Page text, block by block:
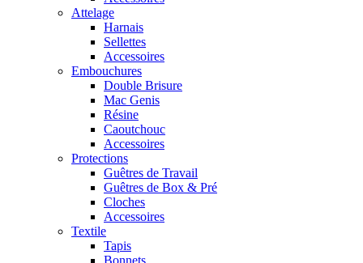
Attelage
Harnais
Sellettes
Accessoires
Embouchures
Double Brisure
Mac Genis
Résine
Caoutchouc
Accessoires
Protections
Guêtres de Travail
Guêtres de Box & Pré
Cloches
Accessoires
Textile
Tapis
Bonnets